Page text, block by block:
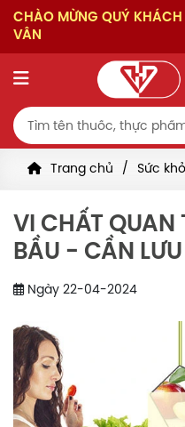
CHÀO MỪNG QUÝ
VÂN
Trang chủ Sức
VI CHẤT QUAN
BẦU - CẦN LƯU
Ngày 22-04-2024